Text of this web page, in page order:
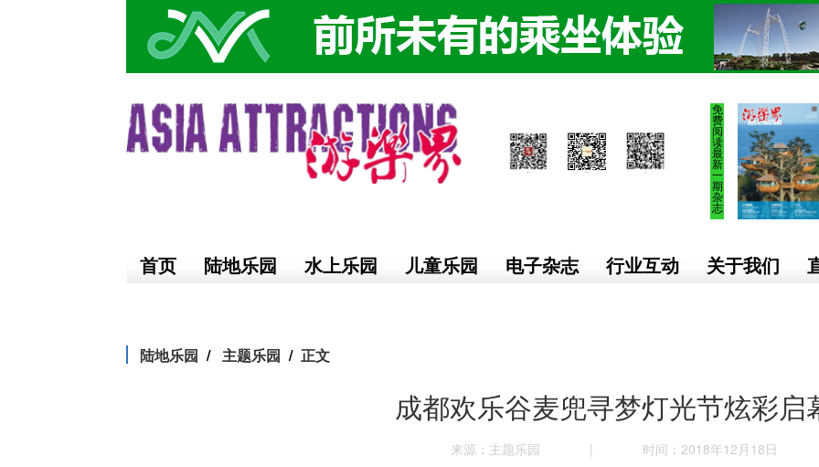
免
费
阅
读
最
新
一
期
杂
志
首页 陆地乐园 水上乐园 儿童乐园 电子杂志 行业互动 关于我们
陆地乐园 主题乐园 正文
成都欢乐谷麦兜寻梦灯光节炫彩启
来源：主题乐园 | 时间：2018年12月18日